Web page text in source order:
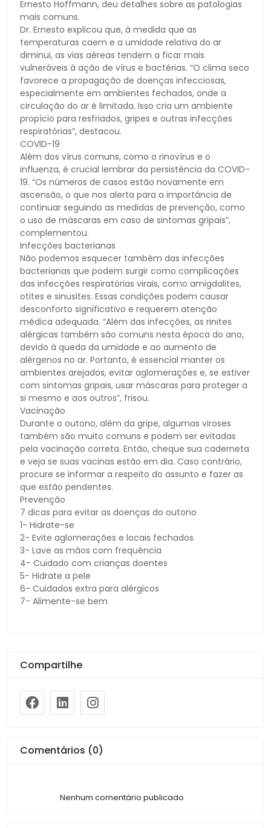
Ernesto Hoffmann, deu detalhes sobre as patologias
mais comuns.
Dr. Ernesto explicou que, à medida que as
temperaturas caem e a umidade relativa do ar
diminui, as vias aéreas tendem a ficar mais
vulneráveis à ação de vírus e bactérias. “O clima seco
favorece a propagação de doenças infecciosas,
especialmente em ambientes fechados, onde a
circulação do ar é limitada. Isso cria um ambiente
propício para resfriados, gripes e outras infecções
respiratórias”, destacou.
COVID-19
Além dos vírus comuns, como o rinovírus e o
influenza, é crucial lembrar da persistência da COVID-
19. “Os números de casos estão novamente em
ascensão, o que nos alerta para a importância de
continuar seguindo as medidas de prevenção, como
o uso de máscaras em caso de sintomas gripais”,
complementou.
Infecções bacterianas
Não podemos esquecer também das infecções
bacterianas que podem surgir como complicações
das infecções respiratórias virais, como amigdalites,
otites e sinusites. Essas condições podem causar
desconforto significativo e requerem atenção
médica adequada. “Além das infecções, as rinites
alérgicas também são comuns nesta época do ano,
devido à queda da umidade e ao aumento de
alérgenos no ar. Portanto, é essencial manter os
ambientes arejados, evitar aglomerações e, se estiver
com sintomas gripais, usar máscaras para proteger a
si mesmo e aos outros”, frisou.
Vacinação
Durante o outono, além da gripe, algumas viroses
também são muito comuns e podem ser evitadas
pela vacinação correta. Então, cheque sua caderneta
e veja se suas vacinas estão em dia. Caso contrário,
procure se informar a respeito do assunto e fazer as
que estão pendentes.
Prevenção
7 dicas para evitar as doenças do outono
1- Hidrate-se
2- Evite aglomerações e locais fechados
3- Lave as mãos com frequência
4- Cuidado com crianças doentes
5- Hidrate a pele
6- Cuidados extra para alérgicos
7- Alimente-se bem
Compartilhe
Comentários (0)
Nenhum comentário publicado